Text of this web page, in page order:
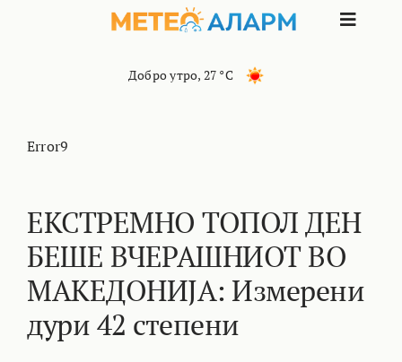
Toggle
ИНТЕРЕСНО
КОНТАКТ
Добро утро, 27 °C
Error9
ЕКСТРЕМНО ТОПОЛ ДЕН
БЕШЕ ВЧЕРАШНИОТ ВО
МАКЕДОНИЈА: Измерени
дури 42 степени